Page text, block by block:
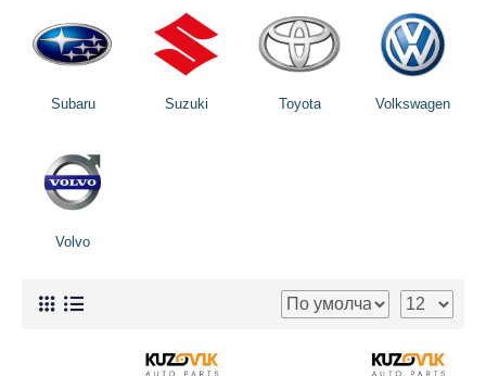
Subaru Suzuki Toyota Volkswagen
Volvo